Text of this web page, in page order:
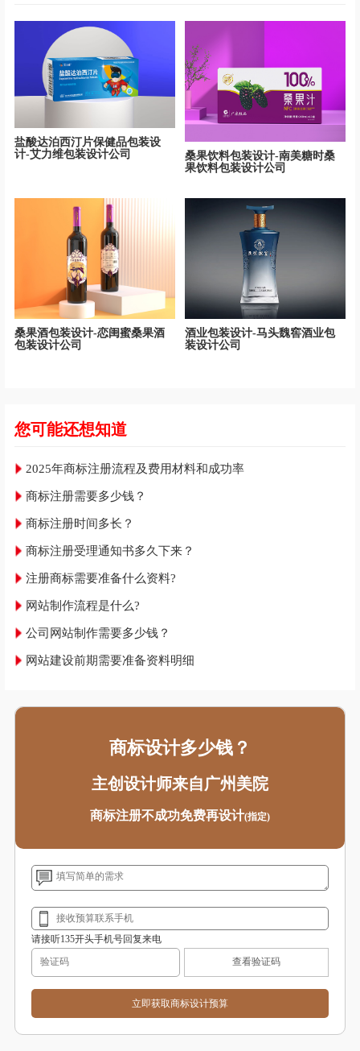
盐酸达泊西汀片保健品包装设
计-艾力维包装设计公司
桑果饮料包装设计-南美糖时桑
果饮料包装设计公司
桑果酒包装设计-恋闺蜜桑果酒
包装设计公司
酒业包装设计-马头魏窖酒业包
装设计公司
您可能还想知道
2025年商标注册流程及费用材料和成功率
商标注册需要多少钱？
商标注册时间多长？
商标注册受理通知书多久下来？
注册商标需要准备什么资料?
网站制作流程是什么?
公司网站制作需要多少钱？
网站建设前期需要准备资料明细
商标设计多少钱？
主创设计师来自广州美院
商标注册不成功免费再设计(指定)
请接听135开头手机号回复来电
查看验证码